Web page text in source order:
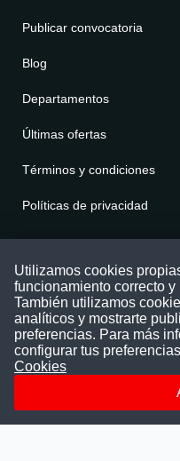
Publicar convocatoria
Blog
Departamentos
Últimas ofertas
Términos y condiciones
Políticas de privacidad
Puede comunicarse con
nuestras redes sociales o
Siguenos en:
Utilizamos cookies
funcionamiento correcto
También utilizamos
analíticos y mostrarte
preferencias. Para más
configurar tus
Cookies